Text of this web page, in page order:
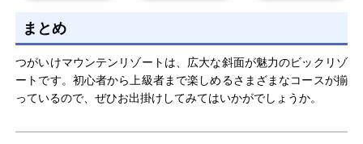
まとめ
つがいけマウンテンリゾートは、広大な斜面が魅力のビックリゾ
ートです。初心者から上級者まで楽しめるさまざまなコースが揃
っているので、ぜひお出掛けしてみてはいかがでしょうか。